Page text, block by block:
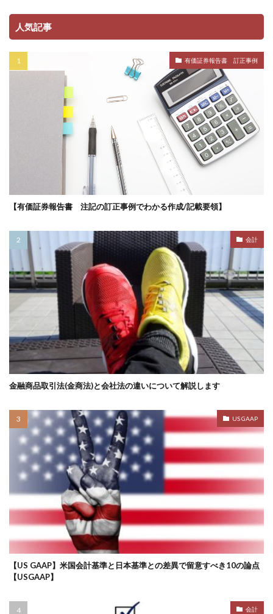
人気記事
有価証券報告書 訂正事例
【有価証券報告書 注記の訂正事例でわかる作成/記載要領】
会計
金融商品取引法(金商法)と会社法の違いについて解説します
US GAAP
【US GAAP】米国会計基準と日本基準との差異で留意すべき10の論点
【USGAAP】
会計